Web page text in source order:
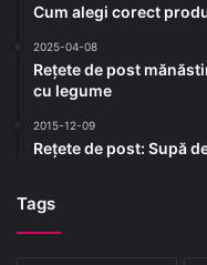
Cum alegi corect
2025-04-08
Rețete de post
cu legume
2015-12-09
Rețete de post: Supă
Tags